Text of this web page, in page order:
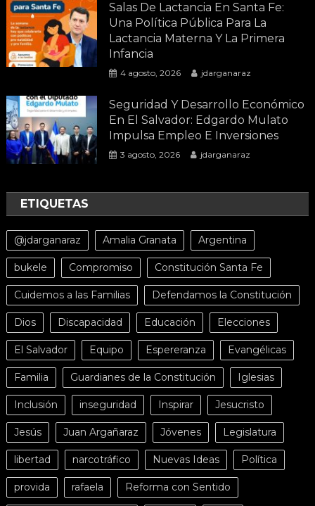
Salas De Lactancia En Santa Fe:
Una Política Pública Para La
Lactancia Materna Y La Primera
Infancia
4 agosto, 2026 jdarganaraz
Seguridad Y Desarrollo Económico
En El Salvador: Edgardo Mulato
Impulsa Empleo E Inversiones
3 agosto, 2026 jdarganaraz
ETIQUETAS
@jdarganaraz Amalia Granata Argentina
bukele Compromiso Constitución Santa Fe
Cuidemos a las Familias Defendamos la Constitución
Dios Discapacidad Educación Elecciones
El Salvador Equipo Espereranza Evangélicas
Familia Guardianes de la Constitución Iglesias
Inclusión inseguridad Inspirar Jesucristo
Jesús Juan Argañaraz Jóvenes Legislatura
libertad narcotráfico Nuevas Ideas Política
provida rafaela Reforma con Sentido